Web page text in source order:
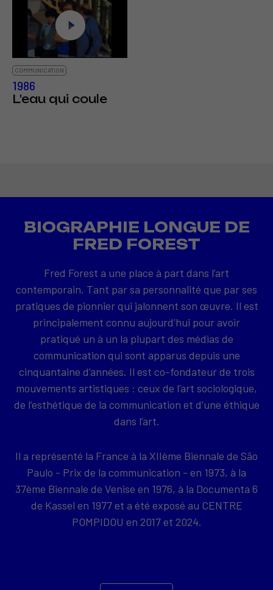
COMMUNICATION
1986
L'eau qui coule
BIOGRAPHIE LONGUE DE
FRED FOREST
Fred Forest a une place à part dans l’art
contemporain. Tant par sa personnalité que par ses
pratiques de pionnier qui jalonnent son œuvre. Il est
principalement connu aujourd’hui pour avoir
pratiqué un à un la plupart des médias de
communication qui sont apparus depuis une
cinquantaine d’années. Il est co-fondateur de trois
mouvements artistiques : ceux de l’art sociologique,
de l’esthétique de la communication et d’une éthique
dans l’art.
Il a représenté la France à la XIIème Biennale de São
Paulo - Prix de la communication - en 1973, à la
37ème Biennale de Venise en 1976, à la Documenta 6
de Kassel en 1977 et a été exposé au CENTRE
POMPIDOU en 2017 et 2024.